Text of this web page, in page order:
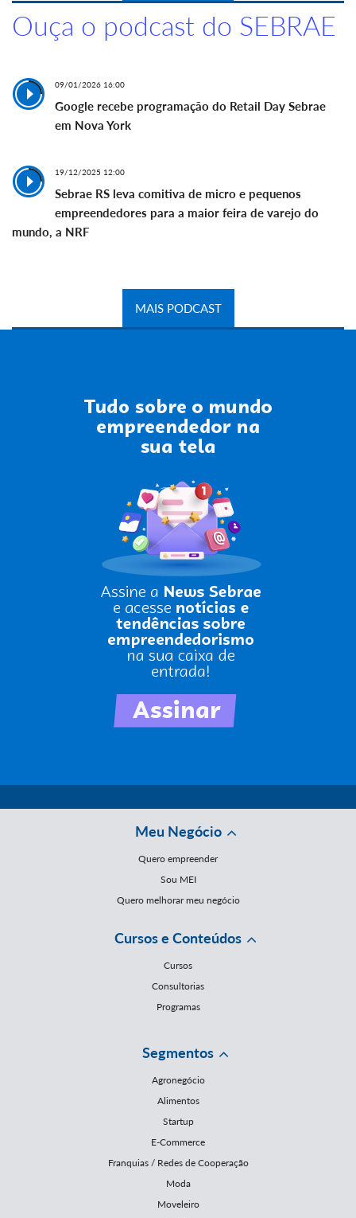
Ouça o podcast do SEBRAE
09/01/2026 16:00
Google recebe programação do Retail Day Sebrae
em Nova York
19/12/2025 12:00
Sebrae RS leva comitiva de micro e pequenos
empreendedores para a maior feira de varejo do
mundo, a NRF
MAIS PODCAST
Meu Negócio
Quero empreender
Sou MEI
Quero melhorar meu negócio
Cursos e Conteúdos
Cursos
Consultorias
Programas
Segmentos
Agronegócio
Alimentos
Startup
E-Commerce
Franquias / Redes de Cooperação
Moda
Moveleiro